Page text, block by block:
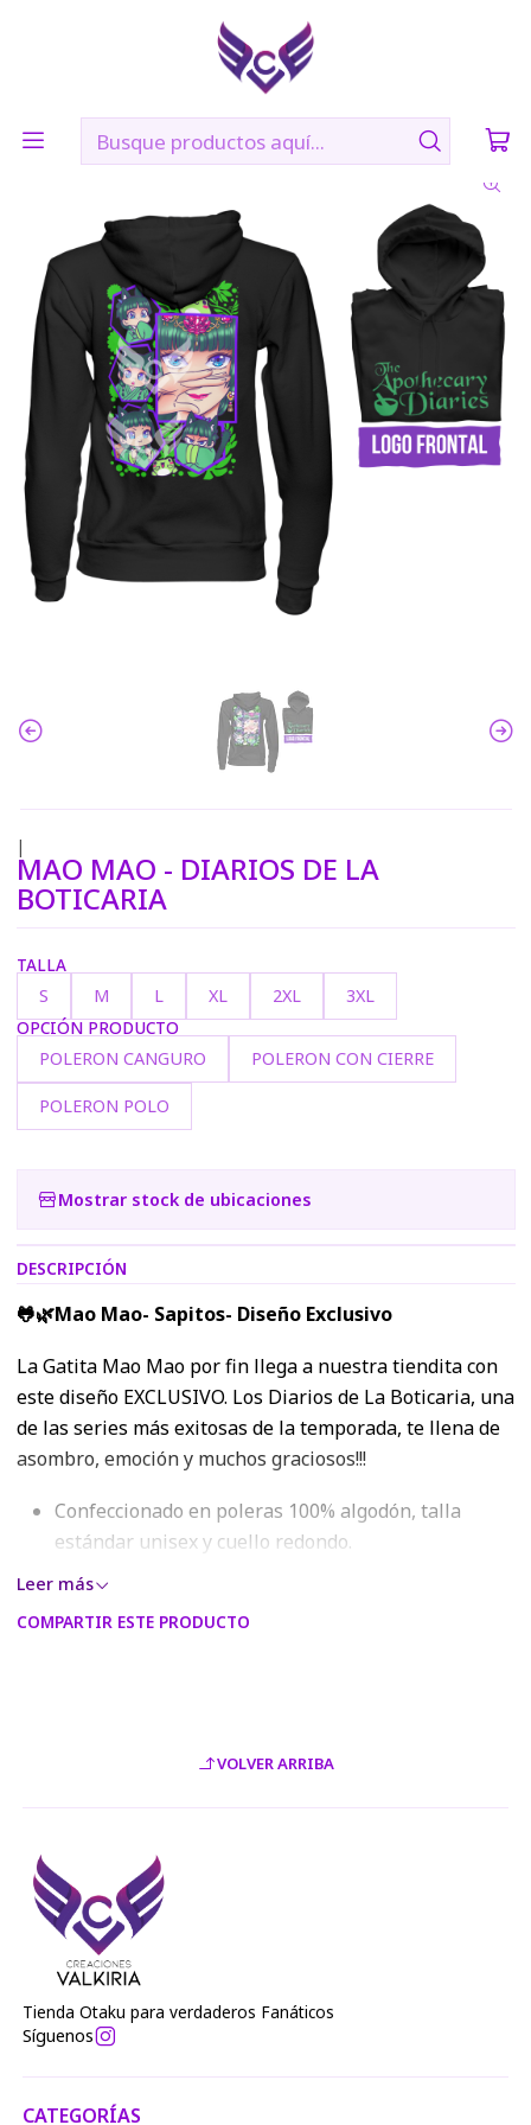
🛠️ Confección: 2 días hábiles | 🚚 Envíos vía Blue Express a
MAO MAO - DIARIOS DE LA BOTICARIA
|
MAO MAO - DIARIOS DE LA
BOTICARIA
TALLA
S
M L XL 2XL
3XL
OPCIÓN PRODUCTO
POLERON CANGURO
POLERON CON CIERRE
POLERON POLO
Mostrar stock de ubicaciones
DESCRIPCIÓN
🐸🌿Mao Mao- Sapitos- Diseño Exclusivo
La Gatita Mao Mao por fin llega a nuestra tiendita con
este diseño EXCLUSIVO. Los Diarios de La Boticaria, una
de las series más exitosas de la temporada, te llena de
asombro, emoción y muchos graciosos!!!
Confeccionado en poleras 100% algodón, talla
estándar unisex y cuello redondo.
Todos los diseños traen algún color con efecto
Los colores del estampado podrán variar con
Leer más
COMPARTIR ESTE PRODUCTO
VOLVER ARRIBA
Tienda Otaku para verdaderos Fanáticos
Síguenos
CATEGORÍAS